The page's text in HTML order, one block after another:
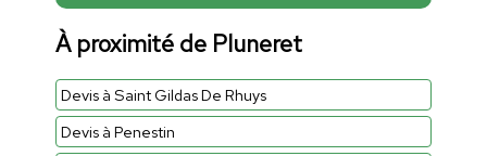
À proximité de Pluneret
Devis à Saint Gildas De Rhuys
Devis à Penestin